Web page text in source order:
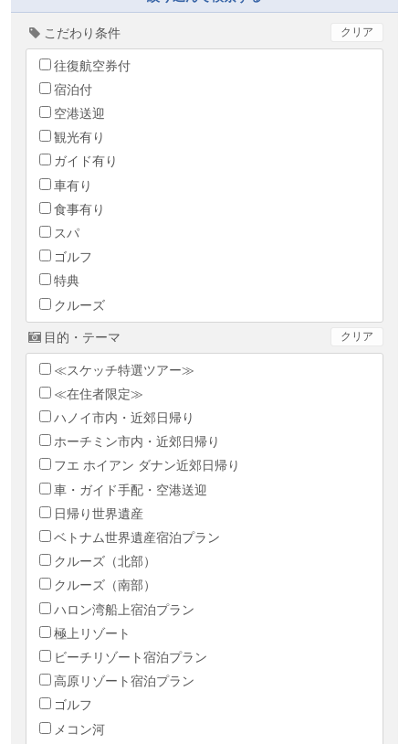
こだわり条件 クリア
往復航空券付
宿泊付
空港送迎
観光有り
ガイド有り
車有り
食事有り
スパ
ゴルフ
特典
クルーズ
目的・テーマ クリア
≪スケッチ特選ツアー≫
≪在住者限定≫
ハノイ市内・近郊日帰り
ホーチミン市内・近郊日帰り
フエ ホイアン ダナン近郊日帰り
車・ガイド手配・空港送迎
日帰り世界遺産
ベトナム世界遺産宿泊プラン
クルーズ（北部）
クルーズ（南部）
ハロン湾船上宿泊プラン
極上リゾート
ビーチリゾート宿泊プラン
高原リゾート宿泊プラン
ゴルフ
メコン河